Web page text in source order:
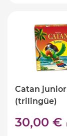
Catan junior
(trilingüe)
30,00 €